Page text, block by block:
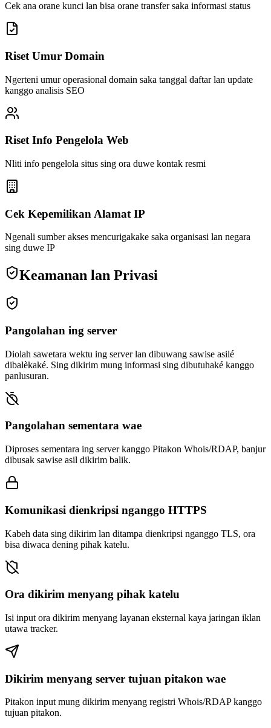
Cek ana orane kunci lan bisa orane transfer saka informasi status
Riset Umur Domain
Ngerteni umur operasional domain saka tanggal daftar lan update
kanggo analisis SEO
Riset Info Pengelola Web
Nliti info pengelola situs sing ora duwe kontak resmi
Cek Kepemilikan Alamat IP
Ngenali sumber akses mencurigakake saka organisasi lan negara
sing duwe IP
Keamanan lan Privasi
Pangolahan ing server
Diolah sawetara wektu ing server lan dibuwang sawise asilé
dibalèkaké. Sing dikirim mung informasi sing dibutuhaké kanggo
panlusuran.
Pangolahan sementara wae
Diproses sementara ing server kanggo Pitakon Whois/RDAP, banjur
dibusak sawise asil dikirim balik.
Komunikasi dienkripsi nganggo HTTPS
Kabeh data sing dikirim lan ditampa dienkripsi nganggo TLS, ora
bisa diwaca dening pihak katelu.
Ora dikirim menyang pihak katelu
Isi input ora dikirim menyang layanan eksternal kaya jaringan iklan
utawa tracker.
Dikirim menyang server tujuan pitakon wae
Pitakon input mung dikirim menyang registri Whois/RDAP kanggo
tujuan pitakon.